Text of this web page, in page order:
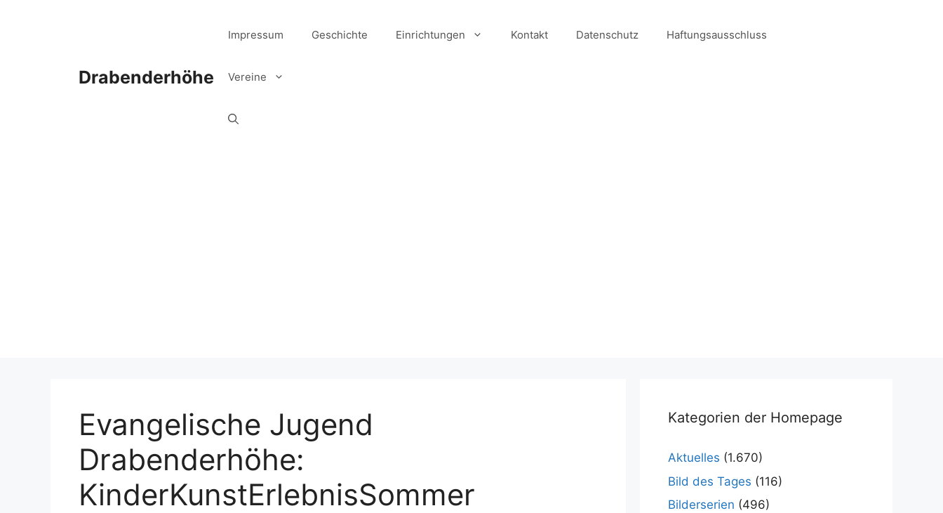
Drabenderhöhe
Impressum Geschichte Einrichtungen Kontakt Datenschutz Haftungsausschluss
Vereine
Evangelische Jugend
Drabenderhöhe:
KinderKunstErlebnisSommer
Kategorien der Homepage
Aktuelles (1.670)
Bild des Tages (116)
Bilderserien (496)